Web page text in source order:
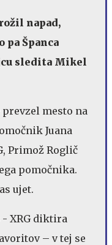
napad,
pa Španca
sledita Mikel
prevzel mesto na
Juana
Primož Roglič
pomočnika.
ujet.
- XRG diktira
– v tej se